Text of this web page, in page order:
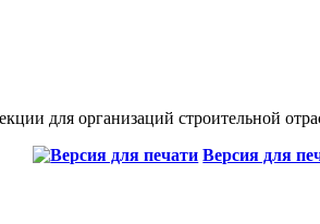
для организаций строительной
Версия для